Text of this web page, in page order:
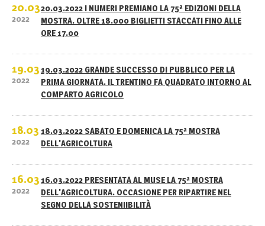
20.03
2022
20.03.2022 I NUMERI PREMIANO LA 75ª EDIZIONI DELLA
MOSTRA. OLTRE 18.000 BIGLIETTI STACCATI FINO ALLE
ORE 17.00
19.03
2022
19.03.2022 GRANDE SUCCESSO DI PUBBLICO PER LA
PRIMA GIORNATA. IL TRENTINO FA QUADRATO INTORNO AL
COMPARTO AGRICOLO
18.03
2022
18.03.2022 SABATO E DOMENICA LA 75ª MOSTRA
DELL'AGRICOLTURA
16.03
2022
16.03.2022 PRESENTATA AL MUSE LA 75ª MOSTRA
DELL'AGRICOLTURA. OCCASIONE PER RIPARTIRE NEL
SEGNO DELLA SOSTENIIBILITÀ